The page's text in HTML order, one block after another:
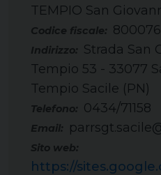
TEMPIO San
Codice fiscale:
Telefono: 0434/71158
Email:
Sito web:
https://
Indirizzo: Strada San
Tempio 53 - 33077
Tempio Sacile (PN)